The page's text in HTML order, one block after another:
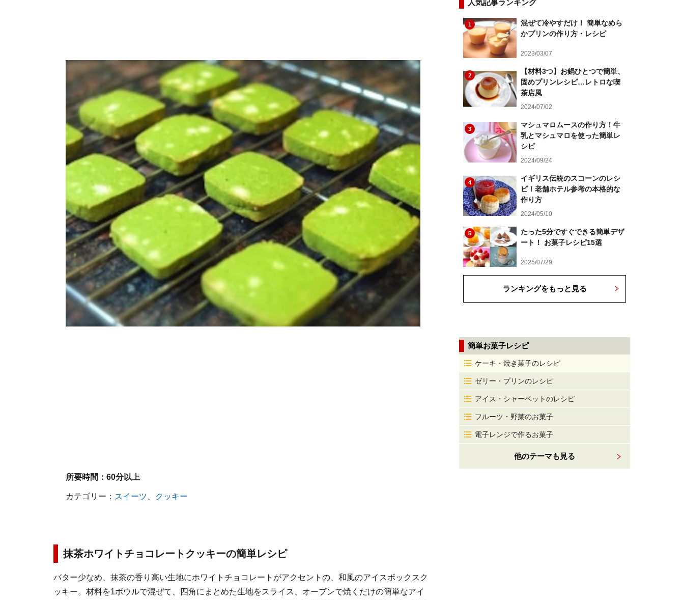
所要時間： 60分以上
カテゴリー： スイーツ クッキー
抹茶ホワイトチョコレートクッキーの簡単レシピ
バター少なめ、抹茶の香り高い生地にホワイトチョコレートがアクセントの、和風のアイスボックスク
ッキー。材料を1ボウルで混ぜて、四角にまとめた生地をスライス、オーブンで焼くだけの簡単なアイ
人気記事ランキング
1
混ぜて冷やすだけ！ 簡単なめら
かプリンの作り方・レシピ
2023/03/07
2
【材料3つ】お鍋ひとつで簡単、
固めプリンレシピ…レトロな喫
茶店風
2024/07/02
3
マシュマロムースの作り方！牛
乳とマシュマロを使った簡単レ
シピ
2024/09/24
4
イギリス伝統のスコーンのレシ
ピ！老舗ホテル参考の本格的な
作り方
2024/05/10
5
たった5分ですぐできる簡単デザ
ート！ お菓子レシピ15選
2025/07/29
ランキングをもっと見る
簡単お菓子レシピ
ケーキ・焼き菓子のレシピ
ゼリー・プリンのレシピ
アイス・シャーベットのレシピ
フルーツ・野菜のお菓子
電子レンジで作るお菓子
他のテーマも見る